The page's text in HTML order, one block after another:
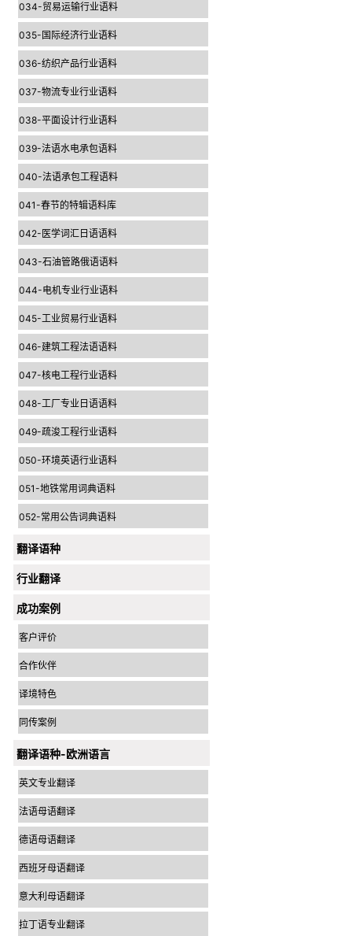
034-贸易运输行业语料
035-国际经济行业语料
036-纺织产品行业语料
037-物流专业行业语料
038-平面设计行业语料
039-法语水电承包语料
040-法语承包工程语料
041-春节的特辑语料库
042-医学词汇日语语料
043-石油管路俄语语料
044-电机专业行业语料
045-工业贸易行业语料
046-建筑工程法语语料
047-核电工程行业语料
048-工厂专业日语语料
049-疏浚工程行业语料
050-环境英语行业语料
051-地铁常用词典语料
052-常用公告词典语料
翻译语种
行业翻译
成功案例
客户评价
合作伙伴
译境特色
同传案例
翻译语种-欧洲语言
英文专业翻译
法语母语翻译
德语母语翻译
西班牙母语翻译
意大利母语翻译
拉丁语专业翻译